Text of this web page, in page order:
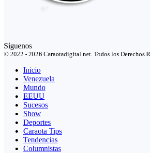
Síguenos
© 2022 - 2026 Caraotadigital.net. Todos los Derechos
Inicio
Venezuela
Mundo
EEUU
Sucesos
Show
Deportes
Caraota Tips
Tendencias
Columnistas